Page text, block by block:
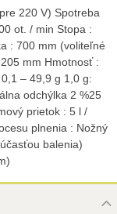
220 V) Spotreba
ot. / min Stopa :
: 700 mm (voliteľné
mm Hmotnosť :
– 49,9 g 1,0 g:
odchýlka 2 %25
prietok : 5 l /
plnenia : Nožný
balenia)